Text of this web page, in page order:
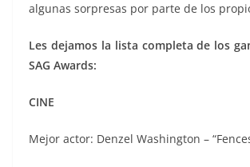
algunas sorpresas por parte de los
Les dejamos la lista completa de los
SAG Awards:
CINE
Mejor actor: Denzel Washington –